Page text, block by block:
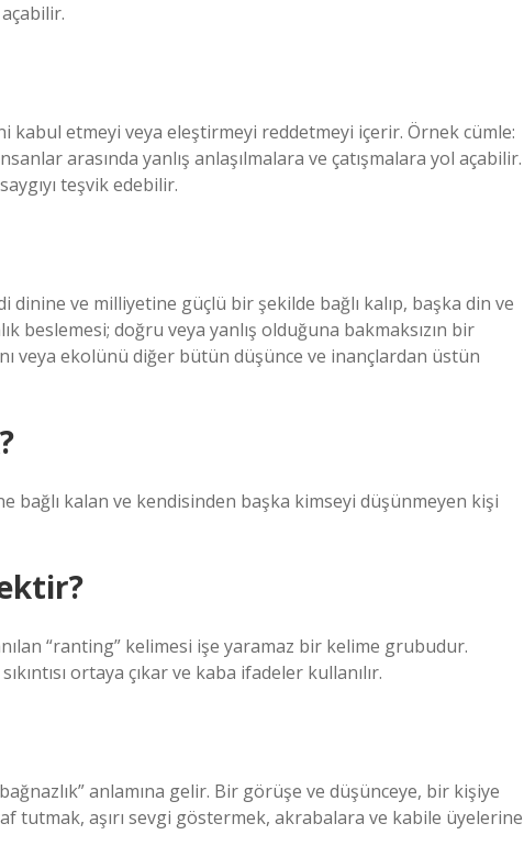
kabul etmeyi veya eleştirmeyi reddetmeyi içerir. Örnek cümle:
arasında yanlış anlaşılmalara ve çatışmalara yol açabilir.
teşvik edebilir.
ve milliyetine güçlü bir şekilde bağlı kalıp, başka din ve
beslemesi; doğru veya yanlış olduğuna bakmaksızın bir
veya ekolünü diğer bütün düşünce ve inançlardan üstün
bağlı kalan ve kendisinden başka kimseyi düşünmeyen kişi
“ranting” kelimesi işe yaramaz bir kelime grubudur.
ortaya çıkar ve kaba ifadeler kullanılır.
anlamına gelir. Bir görüşe ve düşünceye, bir kişiye
tutmak, aşırı sevgi göstermek, akrabalara ve kabile üyelerine